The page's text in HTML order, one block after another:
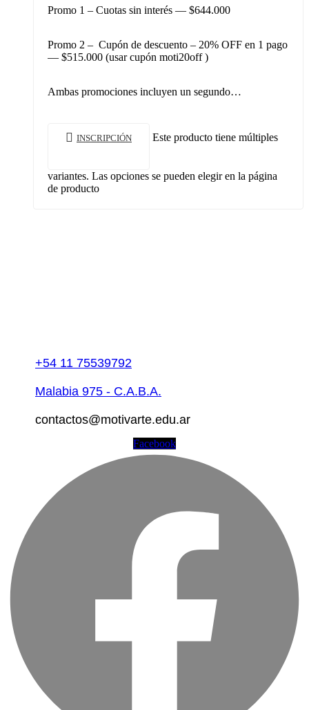
Promo 1 – Cuotas sin interés — $644.000
Promo 2 – Cupón de descuento – 20% OFF en 1 pago
— $515.000 (usar cupón moti20off )
Ambas promociones incluyen un segundo…
INSCRIPCIÓN Este producto tiene múltiples
variantes. Las opciones se pueden elegir en la página
de producto
+54 11 75539792
Malabia 975 - C.A.B.A.
contactos@motivarte.edu.ar
Facebook